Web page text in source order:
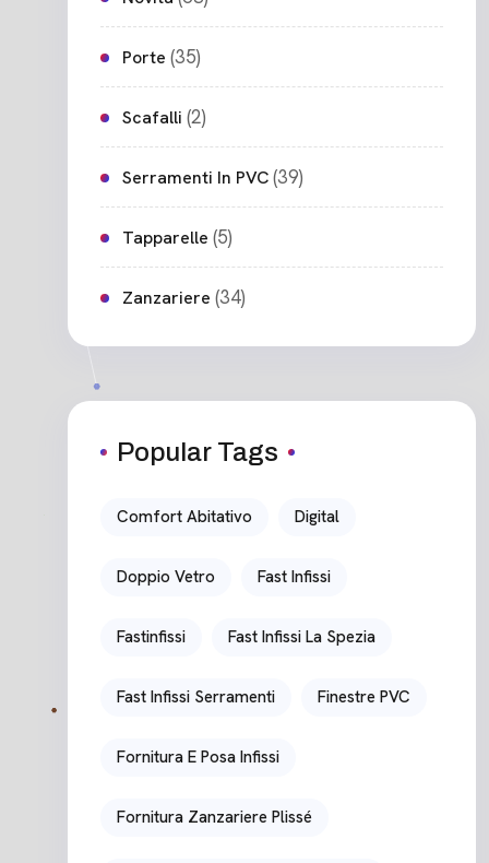
Porte (35)
Scafalli (2)
Serramenti In PVC(39)
Tapparelle (5)
Zanzariere (34)
Popular Tags
Comfort Abitativo Digital
Doppio Vetro Fast Infissi
Fastinfissi Fast Infissi La Spezia
Fast Infissi Serramenti Finestre PVC
Fornitura E Posa Infissi
Fornitura Zanzariere Plissé